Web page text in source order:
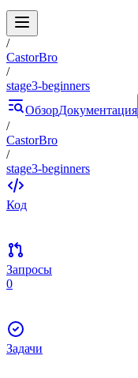
/
CastorBro
/
stage3-beginners
ОбзорДокументация
/
CastorBro
/
stage3-beginners
Код
Запросы
0
Задачи